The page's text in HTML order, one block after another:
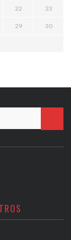
22 23
29 30